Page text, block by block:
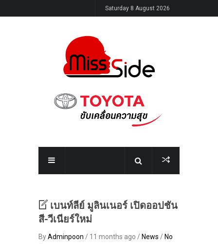
Saturday 8 August 2026
เบนท์ลีย์ มูลินเนอร์ เปิดออปชัน
สี-วีเนียร์ใหม่
ByAdminpoon / 11 months ago / News / No